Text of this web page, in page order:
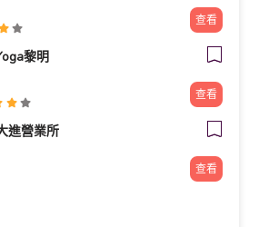
查看
黎明
查看
進營業所
查看